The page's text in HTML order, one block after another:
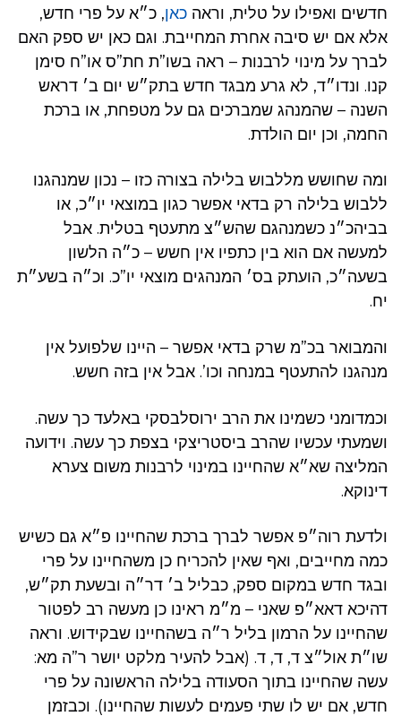
חדשים ואפילו על טלית, וראה כאן, כ״א על פרי חדש,
אלא אם יש סיבה אחרת המחייבת. וגם כאן יש ספק האם
לברך על מינוי לרבנות – ראה בשו”ת חת”ס או”ח סימן
קנו. ונדו״ד, לא גרע מבגד חדש בתק״ש יום ב׳ דראש
השנה – שהמנהג שמברכים גם על מטפחת, או ברכת
החמה, וכן יום הולדת.
ומה שחושש מללבוש בלילה בצורה כזו – נכון שמנהגנו
ללבוש בלילה רק בדאי אפשר כגון במוצאי יו״כ, או
בביהכ״נ כשמנהגם שהש״צ מתעטף בטלית. אבל
למעשה אם הוא בין כתפיו אין חשש – כ״ה הלשון
בשעה״כ, הועתק בס׳ המנהגים מוצאי יו”כ. וכ״ה בשע״ת
יח.
והמבואר בכ”מ שרק בדאי אפשר – היינו שלפועל אין
מנהגנו להתעטף במנחה וכו’. אבל אין בזה חשש.
וכמדומני כשמינו את הרב ירוסלבסקי באלעד כך עשה.
ושמעתי עכשיו שהרב ביסטריצקי בצפת כך עשה. וידועה
המליצה שא״א שהחיינו במינוי לרבנות משום צערא
דינוקא.
ולדעת רוה״פ אפשר לברך ברכת שהחיינו פ״א גם כשיש
כמה מחייבים, ואף שאין להכריח כן משהחיינו על פרי
ובגד חדש במקום ספק, כבליל ב׳ דר״ה ובשעת תק״ש,
דהיכא דאא״פ שאני – מ״מ ראינו כן מעשה רב לפטור
שהחיינו על הרמון בליל ר״ה בשהחיינו שבקידוש. וראה
שו״ת אול״צ ד, ד, ד. (אבל להעיר מלקט יושר ר”ה מא:
עשה שהחיינו בתוך הסעודה בלילה הראשונה על פרי
חדש, אם יש לו שתי פעמים לעשות שהחיינו). וכבזמן